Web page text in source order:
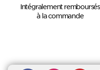
Intégralement remboursés
à la commande